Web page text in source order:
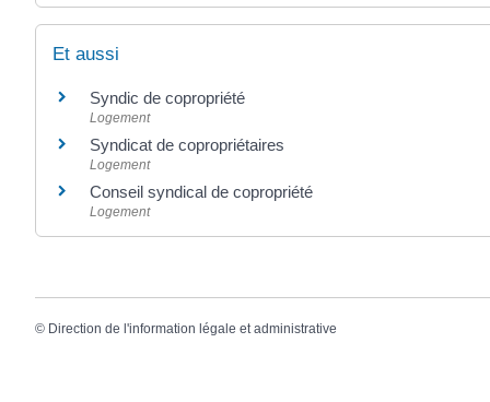
Et aussi
Syndic de copropriété
Logement
Syndicat de copropriétaires
Logement
Conseil syndical de copropriété
Logement
© Direction de l'information légale et administrative